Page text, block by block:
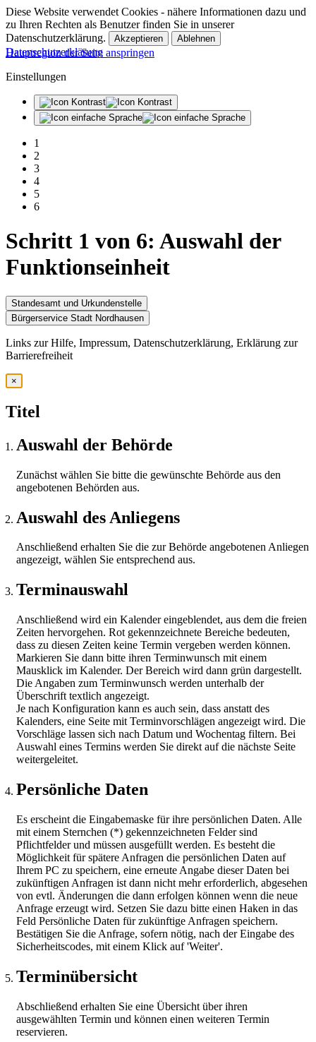
Diese Website verwendet Cookies - nähere Informationen dazu und
zu Ihren Rechten als Benutzer finden Sie in unserer
Datenschutzerklärung.
Datenschutzerklärung
Hauptregion der Seite anspringen
Einstellungen
1
2
3
4
5
6
Schritt 1 von 6: Auswahl der
Funktionseinheit
Standesamt und Urkundenstelle
Bürgerservice Stadt Nordhausen
Links zur Hilfe, Impressum, Datenschutzerklärung, Erklärung zur
Barrierefreiheit
×
Titel
Auswahl der Behörde
Zunächst wählen Sie bitte die gewünschte Behörde aus den
angebotenen Behörden aus.
Auswahl des Anliegens
Anschließend erhalten Sie die zur Behörde angebotenen Anliegen
angezeigt, wählen Sie entsprechend aus.
Terminauswahl
Anschließend wird ein Kalender eingeblendet, aus dem die freien
Zeiten hervorgehen. Rot gekennzeichnete Bereiche bedeuten,
dass zu diesen Zeiten keine Termin vergeben werden können.
Markieren Sie dann bitte ihren Terminwunsch mit einem
Mausklick im Kalender. Der Bereich wird dann grün dargestellt.
Die Angaben zum Terminwunsch werden unterhalb der
Überschrift textlich angezeigt.
Je nach Konfiguration kann es auch sein, dass anstatt des
Kalenders, eine Seite mit Terminvorschlägen angezeigt wird. Die
Vorschläge lassen sich nach Datum und Wochentag filtern. Bei
Auswahl eines Termins werden Sie direkt auf die nächste Seite
weitergeleitet.
Persönliche Daten
Es erscheint die Eingabemaske für ihre persönlichen Daten. Alle
mit einem Sternchen (*) gekennzeichneten Felder sind
Pflichtfelder und müssen ausgefüllt werden. Es besteht die
Möglichkeit für spätere Anfragen die persönlichen Daten auf
Ihrem PC zu speichern, eine erneute Angabe dieser Daten bei
zukünftigen Anfragen ist dann nicht mehr erforderlich, abgesehen
von evtl. Änderungen die dann erfolgen können wenn die neue
Anfrage erzeugt wird. Setzen Sie dazu bitte einen Haken in das
Feld Persönliche Daten für zukünftige Anfragen speichern.
Bestätigen Sie die Anfrage, sofern nötig, nach der Eingabe des
Sicherheitscodes, mit einem Klick auf 'Weiter'.
Terminübersicht
Abschließend erhalten Sie eine Übersicht über ihren
ausgewählten Termin und können einen weiteren Termin
reservieren.